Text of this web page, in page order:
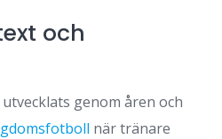
och
genom åren och
när tränare